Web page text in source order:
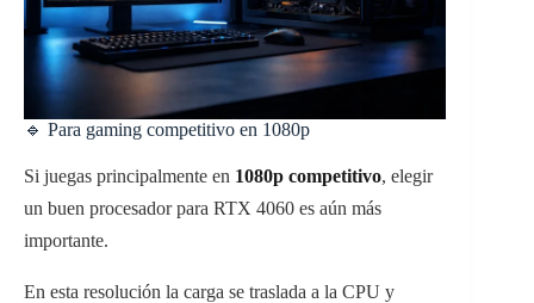
🔹 Para gaming competitivo en 1080p
Si juegas principalmente en 1080p competitivo, elegir
un buen procesador para RTX 4060 es aún más
importante.
En esta resolución la carga se traslada a la CPU y